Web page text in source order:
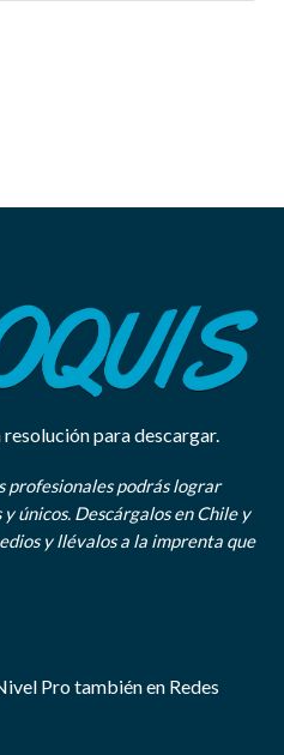
para descargar.
profesionales podrás lograr
únicos. Descárgalos en Chile y
y llévalos a la imprenta que
Pro también en Redes